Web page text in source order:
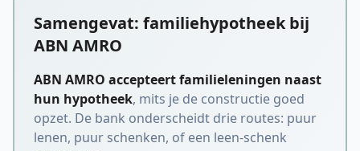
Samengevat: familiehypotheek bij
ABN AMRO
ABN AMRO accepteert familieleningen naast
hun hypotheek, mits je de constructie goed
opzet. De bank onderscheidt drie routes: puur
lenen, puur schenken, of een leen-schenk